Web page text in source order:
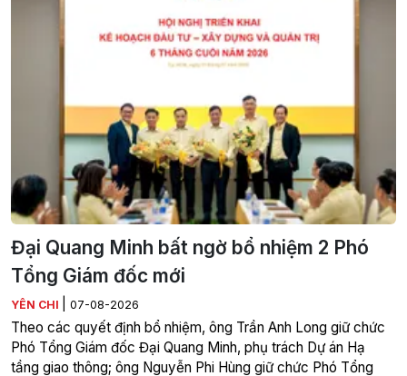
Đại Quang Minh bất ngờ bổ nhiệm 2 Phó
Tổng Giám đốc mới
YÊN CHI 07-08-2026
Theo các quyết định bổ nhiệm, ông Trần Anh Long giữ chức
Phó Tổng Giám đốc Đại Quang Minh, phụ trách Dự án Hạ
tầng giao thông; ông Nguyễn Phi Hùng giữ chức Phó Tổng